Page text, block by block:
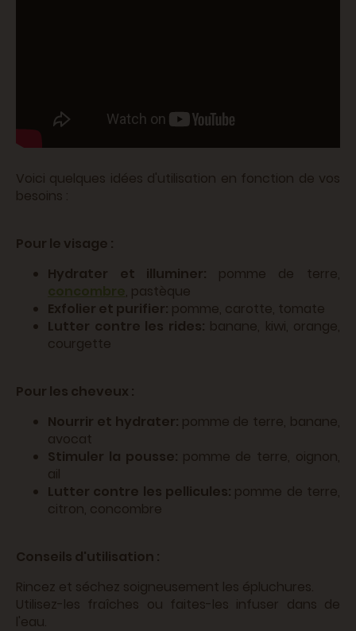
Voici quelques idées d'utilisation en fonction de vos
besoins :
Pour le visage :
Hydrater et illuminer: pomme de terre,
concombre, pastèque
Exfolier et purifier: pomme, carotte, tomate
Lutter contre les rides: banane, kiwi, orange,
courgette
Pour les cheveux :
Nourrir et hydrater: pomme de terre, banane,
avocat
Stimuler la pousse: pomme de terre, oignon,
ail
Lutter contre les pellicules: pomme de terre,
citron, concombre
Conseils d'utilisation :
Rincez et séchez soigneusement les épluchures.
Utilisez-les fraîches ou faites-les infuser dans de
l'eau.